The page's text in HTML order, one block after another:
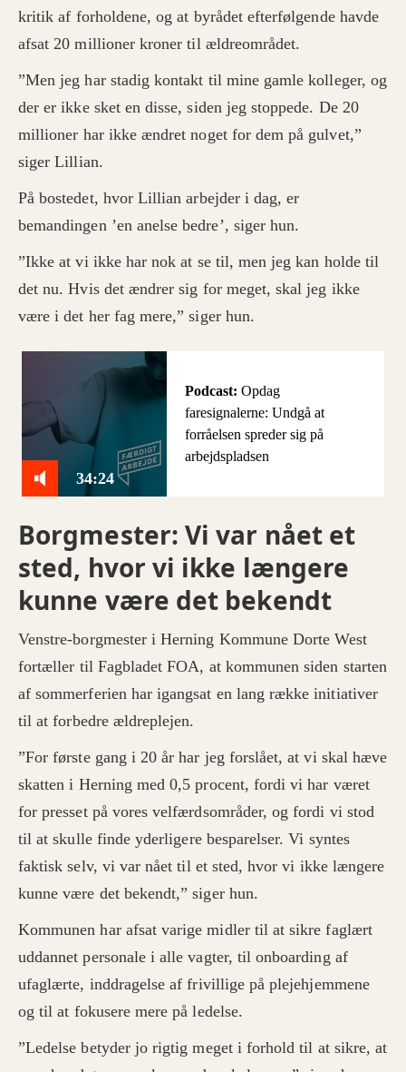
kritik af forholdene, og at byrådet efterfølgende havde
afsat 20 millioner kroner til ældreområdet.
”Men jeg har stadig kontakt til mine gamle kolleger, og
der er ikke sket en disse, siden jeg stoppede. De 20
millioner har ikke ændret noget for dem på gulvet,”
siger Lillian.
På bostedet, hvor Lillian arbejder i dag, er
bemandingen ’en anelse bedre’, siger hun.
”Ikke at vi ikke har nok at se til, men jeg kan holde til
det nu. Hvis det ændrer sig for meget, skal jeg ikke
være i det her fag mere,” siger hun.
34:24
Podcast: Opdag
faresignalerne: Undgå at
forråelsen spreder sig på
arbejdspladsen
Borgmester: Vi var nået et
sted, hvor vi ikke længere
kunne være det bekendt
Venstre-borgmester i Herning Kommune Dorte West
fortæller til Fagbladet FOA, at kommunen siden starten
af sommerferien har igangsat en lang række initiativer
til at forbedre ældreplejen.
”For første gang i 20 år har jeg forslået, at vi skal hæve
skatten i Herning med 0,5 procent, fordi vi har været
for presset på vores velfærdsområder, og fordi vi stod
til at skulle finde yderligere besparelser. Vi syntes
faktisk selv, vi var nået til et sted, hvor vi ikke længere
kunne være det bekendt,” siger hun.
Kommunen har afsat varige midler til at sikre faglært
uddannet personale i alle vagter, til onboarding af
ufaglærte, inddragelse af frivillige på plejehjemmene
og til at fokusere mere på ledelse.
”Ledelse betyder jo rigtig meget i forhold til at sikre, at